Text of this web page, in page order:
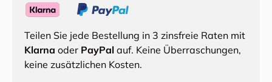
Teilen Sie jede Bestellung in 3 zinsfreie Raten mit
Klarna oder PayPal auf. Keine Überraschungen,
keine zusätzlichen Kosten.